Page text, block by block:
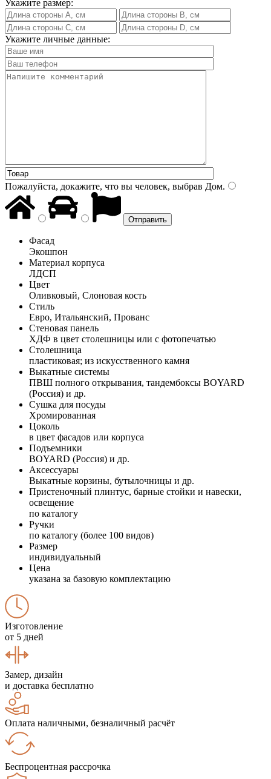
Укажите размер:
Укажите личные данные:
Пожалуйста, докажите, что вы человек, выбрав Дом.
Фасад
Экошпон
Материал корпуса
ЛДСП
Цвет
Оливковый, Слоновая кость
Стиль
Евро, Итальянский, Прованс
Стеновая панель
ХДФ в цвет столешницы или с фотопечатью
Столешница
пластиковая; из искусственного камня
Выкатные системы
ПВШ полного открывания, тандембоксы BOYARD
(Россия) и др.
Сушка для посуды
Хромированная
Цоколь
в цвет фасадов или корпуса
Подъемники
BOYARD (Россия) и др.
Аксессуары
Выкатные корзины, бутылочницы и др.
Пристеночный плинтус, барные стойки и навески,
освещение
по каталогу
Ручки
по каталогу (более 100 видов)
Размер
индивидуальный
Цена
указана за базовую комплектацию
Изготовление
от 5 дней
Замер, дизайн
и доставка бесплатно
Оплата наличными, безналичный расчёт
Беспроцентная рассрочка